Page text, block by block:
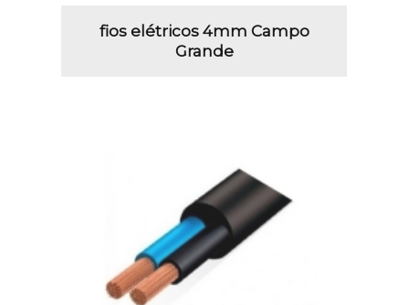
fios elétricos 4mm Campo
Grande